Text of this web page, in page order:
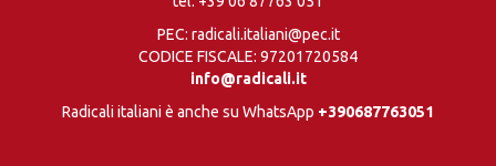
PEC: radicali.italiani@pec.it
CODICE FISCALE: 97201720584
info@radicali.it
Radicali italiani è anche su WhatsApp +390687763051